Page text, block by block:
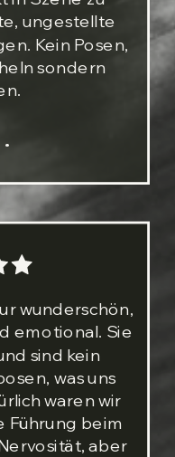
wunderschön,
emotional. Sie
sind kein
was uns
waren wir
Führung beim
aber
ungestellte
Kein Posen,
sondern